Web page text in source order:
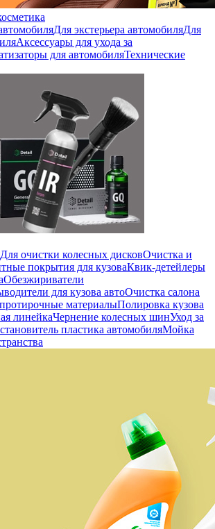
Для экстерьера автомобиляДля
Аксессуары для ухода за
для автомобиляТехнические
Для очистки колесных дисковОчистка и
покрытия для кузоваКвик-детейлеры
Обезжириватели
для кузова автоОчистка салона
материалыПолировка кузова
линейкаЧернение колесных шинУход за
пластика автомобиляМойка